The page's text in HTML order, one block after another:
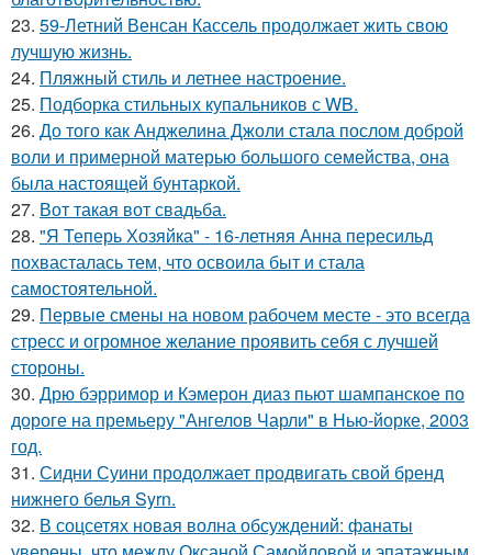
23. 59-Летний Венсан Кассель продолжает жить свою
лучшую жизнь.
24. Пляжный стиль и летнее настроение.
25. Подборка стильных купальников с WB.
26. До того как Анджелина Джоли стала послом доброй
воли и примерной матерью большого семейства, она
была настоящей бунтаркой.
27. Вот такая вот свадьба.
28. "Я Теперь Хозяйка" - 16-летняя Анна пересильд
похвасталась тем, что освоила быт и стала
самостоятельной.
29. Первые смены на новом рабочем месте - это всегда
стресс и огромное желание проявить себя с лучшей
стороны.
30. Дрю бэрримор и Кэмерон диаз пьют шампанское по
дороге на премьеру "Ангелов Чарли" в Нью-йорке, 2003
год.
31. Сидни Суини продолжает продвигать свой бренд
нижнего белья Syrn.
32. В соцсетях новая волна обсуждений: фанаты